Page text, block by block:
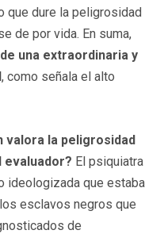
que dure la peligrosidad
de por vida. En suma,
una extraordinaria y
, como señala el alto
valora la peligrosidad
evaluador? El psiquiatra
ideologizada que estaba
esclavos negros que
de